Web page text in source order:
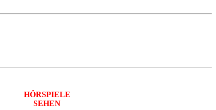
HÖRSPIELE
SEHEN